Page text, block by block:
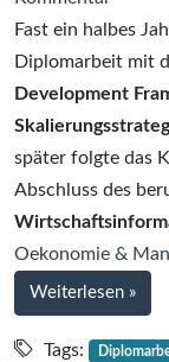
–
(fast)
ein
halbes
Jahr
später
Fast ein halbes
Diplomarbeit mit
Development
später folgte das
Abschluss des
Oekonomie &
Weiterlesen bei
–
»
Tags: